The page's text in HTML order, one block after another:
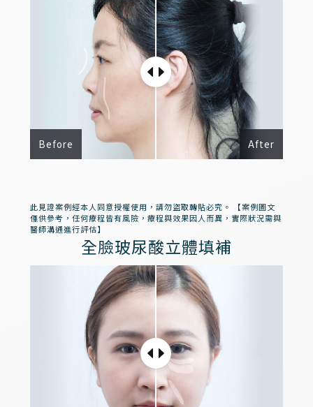
After
Before
此見證案例經本人同意授權使用，請勿盜取轉貼必究。 【案例圖文
僅供參考，任何療程皆有風險，療程與效果因人而異，實際狀況需與
醫師溝通進行評估】
全臉玻尿酸立體填補